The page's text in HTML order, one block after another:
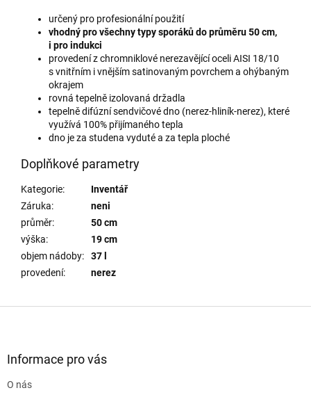
určený pro profesionální použití
vhodný pro všechny typy sporáků do průměru 50 cm,
i pro indukci
provedení z chromniklové nerezavějící oceli AISI 18/10
s vnitřním i vnějším satinovaným povrchem a ohýbaným
okrajem
rovná tepelně izolovaná držadla
tepelně difúzní sendvičové dno (nerez-hliník-nerez), které
využívá 100% přijímaného tepla
dno je za studena vyduté a za tepla ploché
Doplňkové parametry
Kategorie:
Inventář
Záruka:
neni
průměr:
50 cm
výška:
19 cm
objem nádoby:
37 l
provedení: nerez
Informace pro vás
O nás